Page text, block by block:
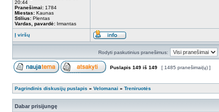
20:44
Pranešimai: 1784
Miestas: Kaunas
Stilius: Plentas
Vardas, pavardė: Irmantas
Į viršų
Rodyti paskutinius pranešimus:
Puslapis 149 iš 149 [ 1485 pranešimai(ų) ]
Pagrindinis diskusijų puslapis » Velomanai » Treniruotės
Dabar prisijungę